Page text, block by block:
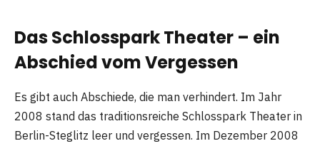
Das Schlosspark Theater – ein
Abschied vom Vergessen
Es gibt auch Abschiede, die man verhindert. Im Jahr
2008 stand das traditionsreiche Schlosspark Theater in
Berlin-Steglitz leer und vergessen. Im Dezember 2008